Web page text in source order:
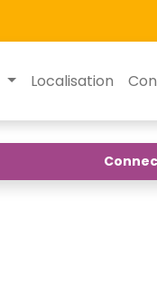
Localisation